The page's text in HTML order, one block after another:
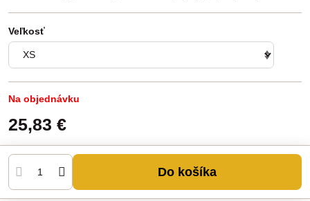
Veľkosť
Na objednávku
25,83 €
Do košíka